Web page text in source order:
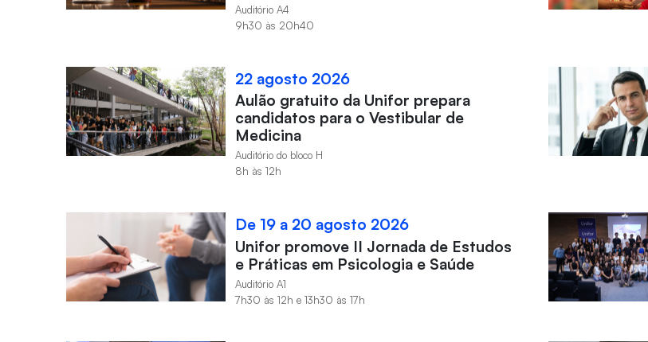
Auditório A4
9h30 às 20h40
22 agosto 2026
Aulão gratuito da Unifor prepara
candidatos para o Vestibular de
Medicina
Auditório do bloco H
8h às 12h
De 19 a 20 agosto 2026
Unifor promove II Jornada de Estudos
e Práticas em Psicologia e Saúde
Auditório A1
7h30 às 12h e 13h30 às 17h